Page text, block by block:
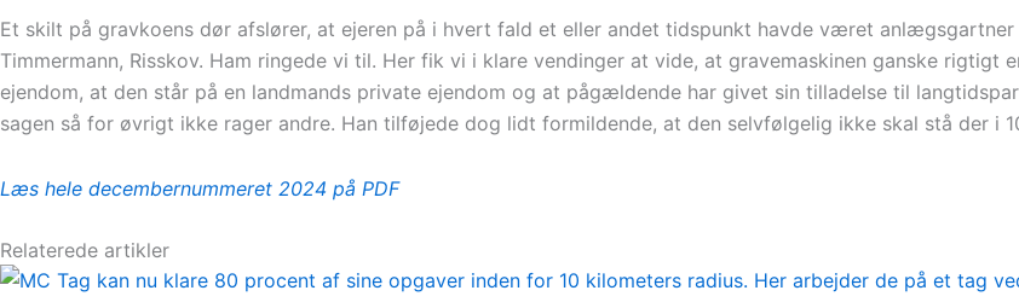
Et skilt på gravkoens dør afslører, at ejeren på i hvert fald et eller andet tidspunkt havde været anlægsgartner
Timmermann, Risskov. Ham ringede vi til. Her fik vi i klare vendinger at vide, at gravemaskinen ganske rigtigt
ejendom, at den står på en landmands private ejendom og at pågældende har givet sin tilladelse til
sagen så for øvrigt ikke rager andre. Han tilføjede dog lidt formildende, at den selvfølgelig ikke skal stå der i
Læs hele decembernummeret 2024 på PDF
Relaterede artikler